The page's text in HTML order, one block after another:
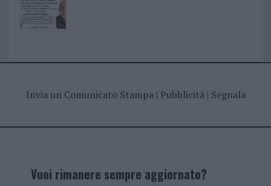
Invia un Comunicato Stampa| Pubblicità| Segnala
Vuoi rimanere sempre aggiornato?